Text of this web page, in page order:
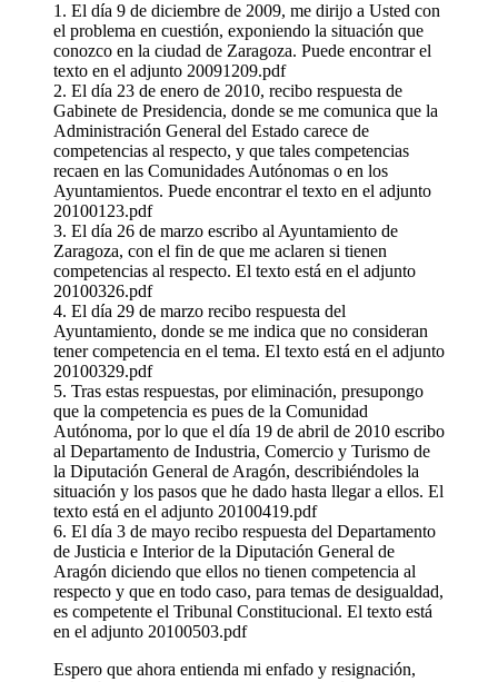
1. El día 9 de diciembre de 2009, me dirijo a Usted con
el problema en cuestión, exponiendo la situación que
conozco en la ciudad de Zaragoza. Puede encontrar el
texto en el adjunto 20091209.pdf
2. El día 23 de enero de 2010, recibo respuesta de
Gabinete de Presidencia, donde se me comunica que la
Administración General del Estado carece de
competencias al respecto, y que tales competencias
recaen en las Comunidades Autónomas o en los
Ayuntamientos. Puede encontrar el texto en el adjunto
20100123.pdf
3. El día 26 de marzo escribo al Ayuntamiento de
Zaragoza, con el fin de que me aclaren si tienen
competencias al respecto. El texto está en el adjunto
20100326.pdf
4. El día 29 de marzo recibo respuesta del
Ayuntamiento, donde se me indica que no consideran
tener competencia en el tema. El texto está en el adjunto
20100329.pdf
5. Tras estas respuestas, por eliminación, presupongo
que la competencia es pues de la Comunidad
Autónoma, por lo que el día 19 de abril de 2010 escribo
al Departamento de Industria, Comercio y Turismo de
la Diputación General de Aragón, describiéndoles la
situación y los pasos que he dado hasta llegar a ellos. El
texto está en el adjunto 20100419.pdf
6. El día 3 de mayo recibo respuesta del Departamento
de Justicia e Interior de la Diputación General de
Aragón diciendo que ellos no tienen competencia al
respecto y que en todo caso, para temas de desigualdad,
es competente el Tribunal Constitucional. El texto está
en el adjunto 20100503.pdf
Espero que ahora entienda mi enfado y resignación,